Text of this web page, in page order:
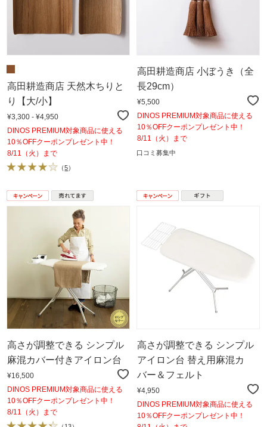
高田耕造商店 天然木ちりと
り【大/小】
¥3,300 - ¥4,950
DINOS PREMIUM対象商品に使える
10％OFFクーポンプレゼント中！
8/11（火）まで
（5）
高田耕造商店 小ぼうき（全
長29cm）
¥5,500
DINOS PREMIUM対象商品に使える
10％OFFクーポンプレゼント中！
8/11（火）まで
口コミ募集中
高さが調整できる シンプル
麻混カバー付きアイロン台
¥16,500
DINOS PREMIUM対象商品に使える
10％OFFクーポンプレゼント中！
8/11（火）まで
高さが調整できる シンプル
アイロン台 替え用麻混カ
バー＆フェルト
¥4,950
DINOS PREMIUM対象商品に使える
10％OFFクーポンプレゼント中！